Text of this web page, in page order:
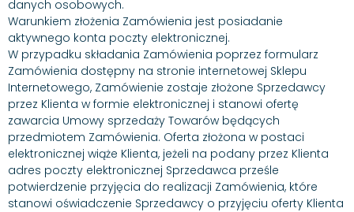
danych osobowych.
Warunkiem złożenia Zamówienia jest posiadanie
aktywnego konta poczty elektronicznej.
W przypadku składania Zamówienia poprzez formularz
Zamówienia dostępny na stronie internetowej Sklepu
Internetowego, Zamówienie zostaje złożone Sprzedawcy
przez Klienta w formie elektronicznej i stanowi ofertę
zawarcia Umowy sprzedaży Towarów będących
przedmiotem Zamówienia. Oferta złożona w postaci
elektronicznej wiąże Klienta, jeżeli na podany przez Klienta
adres poczty elektronicznej Sprzedawca prześle
potwierdzenie przyjęcia do realizacji Zamówienia, które
stanowi oświadczenie Sprzedawcy o przyjęciu oferty Klienta